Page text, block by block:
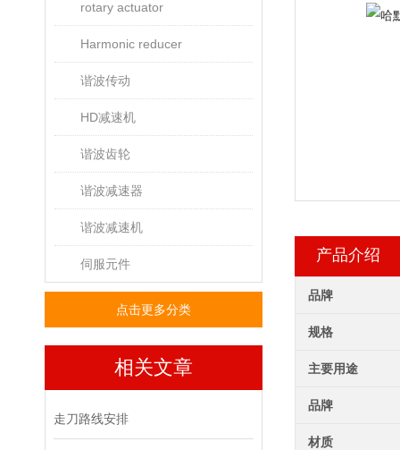
rotary actuator
Harmonic reducer
谐波传动
HD减速机
谐波齿轮
谐波减速器
谐波减速机
伺服元件
点击更多分类
相关文章
走刀路线安排
产品介绍
品牌
规格
主要用途
品牌
材质